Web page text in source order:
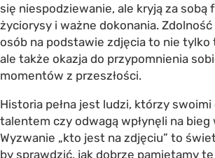
się niespodziewanie, ale kryją za sobą
życiorysy i ważne dokonania.
osób na podstawie zdjęcia to nie tylko
ale także okazja do przypomnienia
momentów z przeszłości.
Historia pełna jest ludzi, którzy swoimi
talentem czy odwagą wpłynęli na bieg
Wyzwanie „kto jest na zdjęciu” to
by sprawdzić, jak dobrze pamiętamy